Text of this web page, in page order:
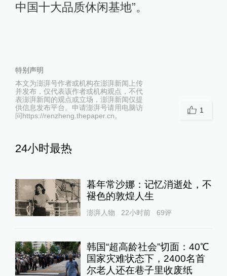
中国十大品质休闲基地”。
特别声明
本文为澎湃号作者或机构在澎湃新闻上传
并发布，仅代表该作者或机构观点，不代
表澎湃新闻的观点或立场，澎湃新闻仅提
供信息发布平台。申请澎湃号请用电脑访
问https://renzheng.thepaper.cn。
1
24小时最热
暮年常沙娜：记忆消逝处，不
褪色的敦煌人生
澎湃人物 22小时前 69评
韩国“超高龄社会”切面：40℃
国家灾难状态下，2400名首
尔老人还在巷子里收废纸